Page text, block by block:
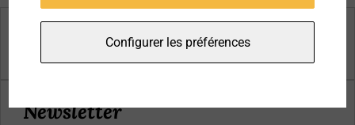
Newsletter
Configurer les préférences